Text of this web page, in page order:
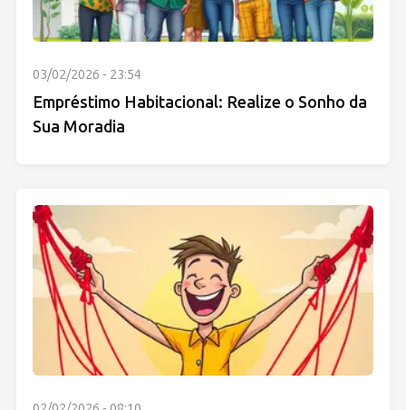
03/02/2026 - 23:54
Empréstimo Habitacional: Realize o Sonho da
Sua Moradia